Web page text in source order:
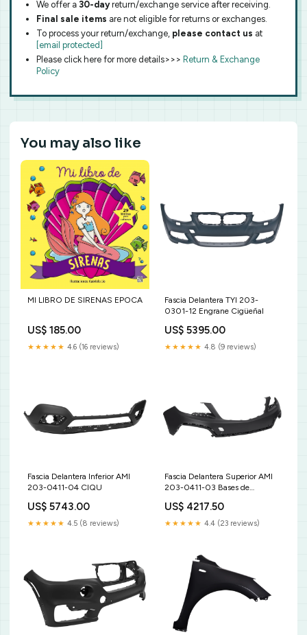
We offer a 30-dayreturn/exchange service after receiving.
Final sale items are not eligible for returns or exchanges.
To process your return/exchange, please contact us at
[email protected]
Please click here for more details>>> Return & Exchange
Policy
You may also like
MI LIBRO DE SIRENAS EPOCA
US$ 185.00
★★★★★ 4.6 (16 reviews)
Fascia Delantera TYI 203-
0301-12 Engrane Cigüeñal
US$ 5395.00
★★★★★ 4.8 (9 reviews)
Fascia Delantera Inferior AMI
203-0411-04 CIQU
US$ 5743.00
★★★★★ 4.5 (8 reviews)
Fascia Delantera Superior AMI
203-0411-03 Bases de
US$ 4217.50
★★★★★ 4.4 (23 reviews)